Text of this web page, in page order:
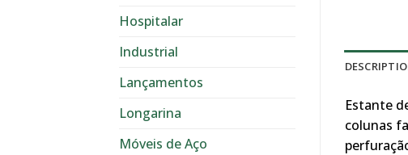
Hospitalar
Industrial
Lançamentos
Longarina
Móveis de Aço
Estante
colunas